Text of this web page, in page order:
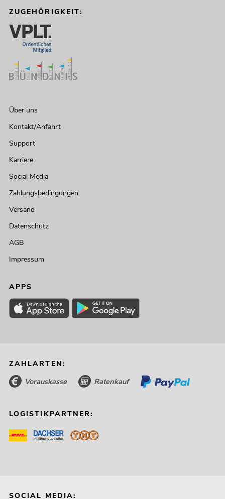
ZUGEHÖRIGKEIT:
Über uns
Kontakt/Anfahrt
Support
Karriere
Social Media
Zahlungsbedingungen
Versand
Datenschutz
AGB
Impressum
APPS
ZAHLARTEN:
Vorauskasse Ratenkauf
LOGISTIKPARTNER:
SOCIAL MEDIA: